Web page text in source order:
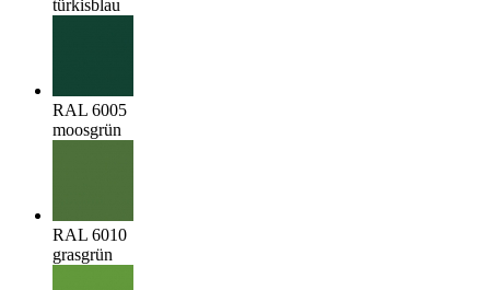
türkisblau
RAL 6005
moosgrün
RAL 6010
grasgrün